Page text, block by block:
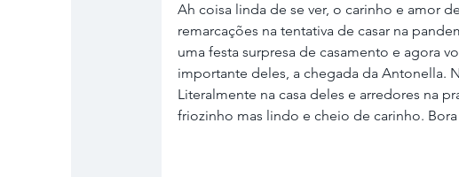
Ah coisa linda de se ver, o carinho e amor
remarcações na tentativa de casar na
uma festa surpresa de casamento e agora
importante deles, a chegada da Antonella.
Literalmente na casa deles e arredores na
friozinho mas lindo e cheio de carinho.